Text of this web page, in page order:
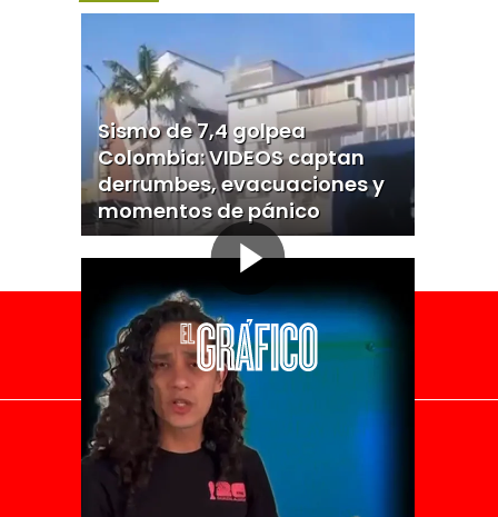
Sismo de 7,4 golpea
Colombia: VIDEOS captan
derrumbes, evacuaciones y
momentos de pánico
El Universal
Vive USA